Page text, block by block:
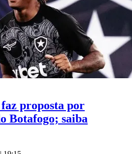
proposta por
Botafogo; saiba